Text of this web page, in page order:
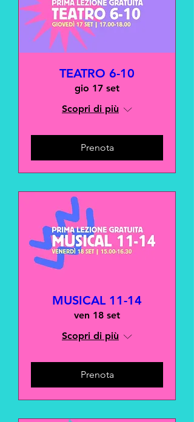
TEATRO 6-10
gio 17 set
Scopri di più
Prenota
MUSICAL 11-14
ven 18 set
Scopri di più
Prenota